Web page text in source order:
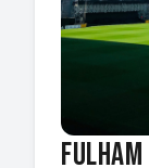
Fulham